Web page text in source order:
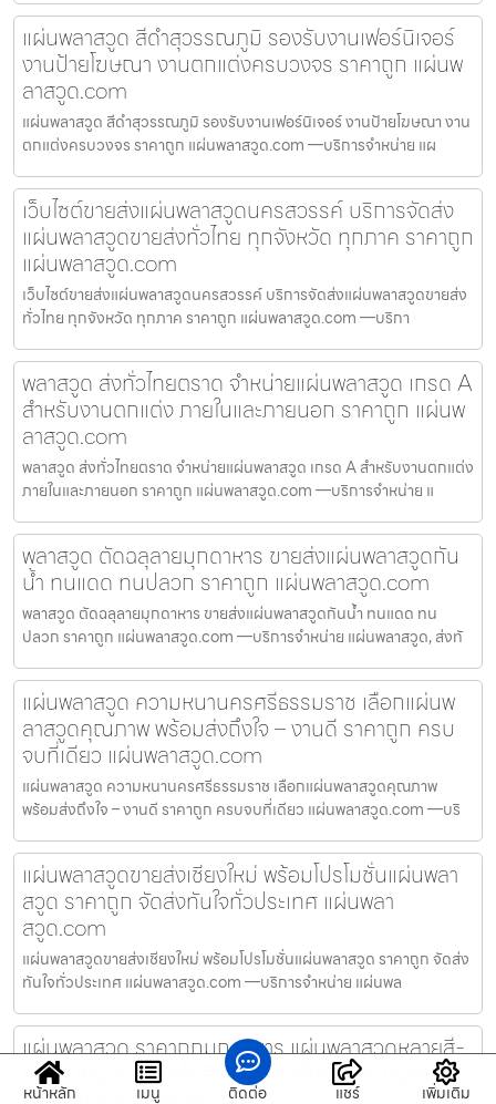
แผ่นพลาสวูด สีดำสุวรรณภูมิ รองรับงานเฟอร์นิเจอร์
งานป้ายโฆษณา งานตกแต่งครบวงจร ราคาถูก แผ่นพ
ลาสวูด.com
แผ่นพลาสวูด สีดำสุวรรณภูมิ รองรับงานเฟอร์นิเจอร์ งานป้ายโฆษณา งาน
ตกแต่งครบวงจร ราคาถูก แผ่นพลาสวูด.com —บริการจำหน่าย แผ
เว็บไซต์ขายส่งแผ่นพลาสวูดนครสวรรค์ บริการจัดส่ง
แผ่นพลาสวูดขายส่งทั่วไทย ทุกจังหวัด ทุกภาค ราคาถูก
แผ่นพลาสวูด.com
เว็บไซต์ขายส่งแผ่นพลาสวูดนครสวรรค์ บริการจัดส่งแผ่นพลาสวูดขายส่ง
ทั่วไทย ทุกจังหวัด ทุกภาค ราคาถูก แผ่นพลาสวูด.com —บริกา
พลาสวูด ส่งทั่วไทยตราด จำหน่ายแผ่นพลาสวูด เกรด A
สำหรับงานตกแต่ง ภายในและภายนอก ราคาถูก แผ่นพ
ลาสวูด.com
พลาสวูด ส่งทั่วไทยตราด จำหน่ายแผ่นพลาสวูด เกรด A สำหรับงานตกแต่ง
ภายในและภายนอก ราคาถูก แผ่นพลาสวูด.com —บริการจำหน่าย แ
พลาสวูด ตัดฉลุลายมุกดาหาร ขายส่งแผ่นพลาสวูดกัน
น้ำ ทนแดด ทนปลวก ราคาถูก แผ่นพลาสวูด.com
พลาสวูด ตัดฉลุลายมุกดาหาร ขายส่งแผ่นพลาสวูดกันน้ำ ทนแดด ทน
ปลวก ราคาถูก แผ่นพลาสวูด.com —บริการจำหน่าย แผ่นพลาสวูด, ส่งทั
แผ่นพลาสวูด ความหนานครศรีธรรมราช เลือกแผ่นพ
ลาสวูดคุณภาพ พร้อมส่งถึงใจ – งานดี ราคาถูก ครบ
จบที่เดียว แผ่นพลาสวูด.com
แผ่นพลาสวูด ความหนานครศรีธรรมราช เลือกแผ่นพลาสวูดคุณภาพ
พร้อมส่งถึงใจ – งานดี ราคาถูก ครบจบที่เดียว แผ่นพลาสวูด.com —บริ
แผ่นพลาสวูดขายส่งเชียงใหม่ พร้อมโปรโมชั่นแผ่นพลา
สวูด ราคาถูก จัดส่งทันใจทั่วประเทศ แผ่นพลา
สวูด.com
แผ่นพลาสวูดขายส่งเชียงใหม่ พร้อมโปรโมชั่นแผ่นพลาสวูด ราคาถูก จัดส่ง
ทันใจทั่วประเทศ แผ่นพลาสวูด.com —บริการจำหน่าย แผ่นพล
แผ่นพลาสวูด ราคาถูกมุกดาหาร แผ่นพลาสวูดหลายสี-
ขนาด เช่น สีขาว สีดำ สีเทา พร้อมสั่งตัดตามขนาด
หน้าหลัก เมนู ติดต่อ แชร์ เพิ่มเติม